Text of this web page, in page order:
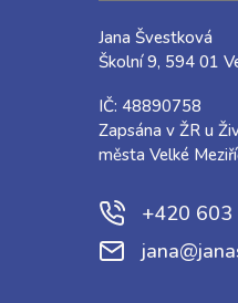
Jana Švestková
Školní 9, 594
IČ: 48890758
Zapsána v ŽR u
města Velké
+420